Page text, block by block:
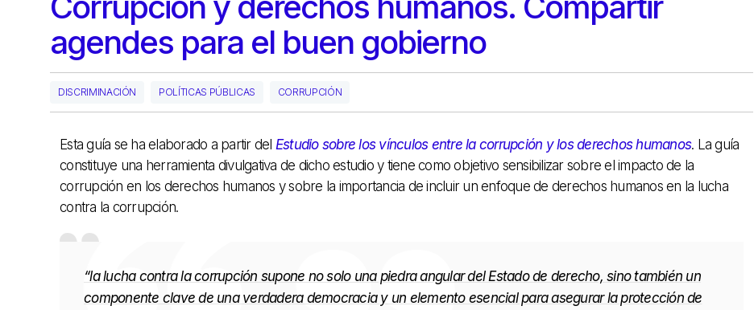
agendes para el buen gobierno
DISCRIMINACIÓN POLÍTICAS PÚBLICAS CORRUPCIÓN
Esta guía se ha elaborado a partir del Estudio sobre los vínculos entre la corrupción y los derechos humanos. La guía
constituye una herramienta divulgativa de dicho estudio y tiene como objetivo sensibilizar sobre el impacto de la
corrupción en los derechos humanos y sobre la importancia de incluir un enfoque de derechos humanos en la lucha
contra la corrupción.
“la lucha contra la corrupción supone no solo una piedra angular del Estado de derecho, sino también un
componente clave de una verdadera democracia y un elemento esencial para asegurar la protección de